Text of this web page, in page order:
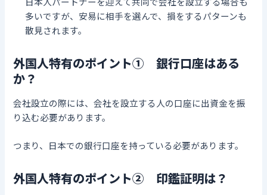
多いですが、安易に相手を選んで、損をするパターンも
散見されます。
外国人特有のポイント① 銀行口座はある
か？
会社設立の際には、会社を設立する人の口座に出資金を振
り込む必要があります。
つまり、日本での銀行口座を持っている必要があります。
外国人特有のポイント② 印鑑証明は？